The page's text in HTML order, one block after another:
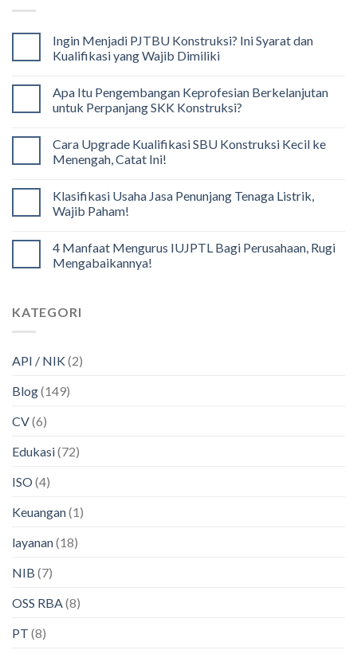
Ingin Menjadi PJTBU Konstruksi? Ini Syarat dan
Kualifikasi yang Wajib Dimiliki
Apa Itu Pengembangan Keprofesian Berkelanjutan
untuk Perpanjang SKK Konstruksi?
Cara Upgrade Kualifikasi SBU Konstruksi Kecil ke
Menengah, Catat Ini!
Klasifikasi Usaha Jasa Penunjang Tenaga Listrik,
Wajib Paham!
4 Manfaat Mengurus IUJPTL Bagi Perusahaan, Rugi
Mengabaikannya!
KATEGORI
API / NIK(2)
Blog(149)
CV(6)
Edukasi(72)
ISO(4)
Keuangan(1)
layanan(18)
NIB (7)
OSS RBA(8)
PT (8)